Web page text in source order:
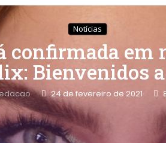
Notícias
confirmada em
Bienvenidos
24 de fevereiro de 2021